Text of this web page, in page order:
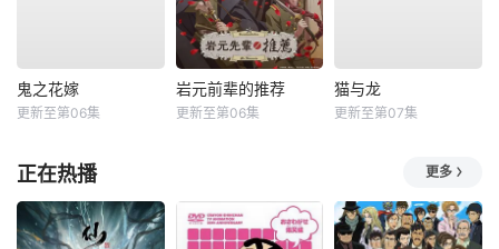
鬼之花嫁
更新至第06集
岩元前辈的推荐
更新至第06集
猫与龙
更新至第07集
正在热播 更多